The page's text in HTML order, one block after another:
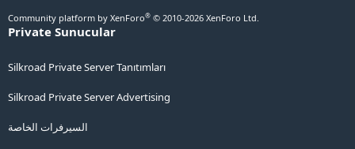
Community platform by XenForo® © 2010-2026 XenForo Ltd.
Private Sunucular
Silkroad Private Server Tanıtımları
Silkroad Private Server Advertising
السيرفرات الخاصة